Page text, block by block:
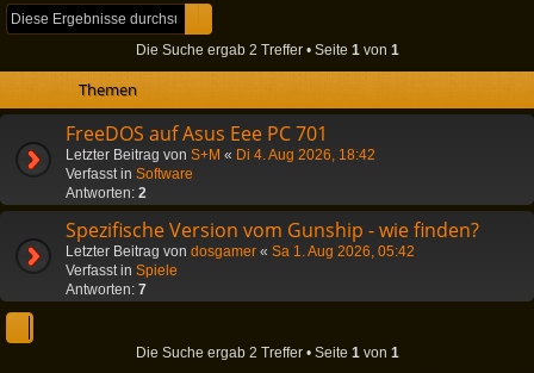
riff
Die Suche ergab 2 Treffer • Seite 1von 1
Themen
FreeDOS auf Asus Eee PC 701
Letzter Beitrag von S+M « Di 4. Aug 2026, 18:42
Verfasst in Software
Antworten: 2
Spezifische Version vom Gunship - wie finden?
Letzter Beitrag von dosgamer « Sa 1. Aug 2026, 05:42
Verfasst in Spiele
Antworten: 7
Die Suche ergab 2 Treffer • Seite 1von 1